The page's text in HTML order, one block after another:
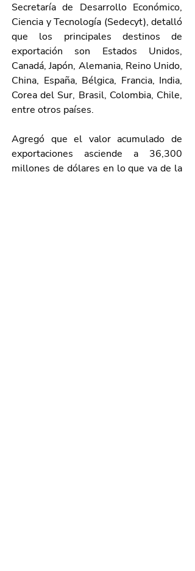
Secretaría de Desarrollo Económico,
Ciencia y Tecnología (Sedecyt), detalló
que los principales destinos de
exportación son Estados Unidos,
Canadá, Japón, Alemania, Reino Unido,
China, España, Bélgica, Francia, India,
Corea del Sur, Brasil, Colombia, Chile,
entre otros países.
Agregó que el valor acumulado de
exportaciones asciende a 36,300
millones de dólares en lo que va de la